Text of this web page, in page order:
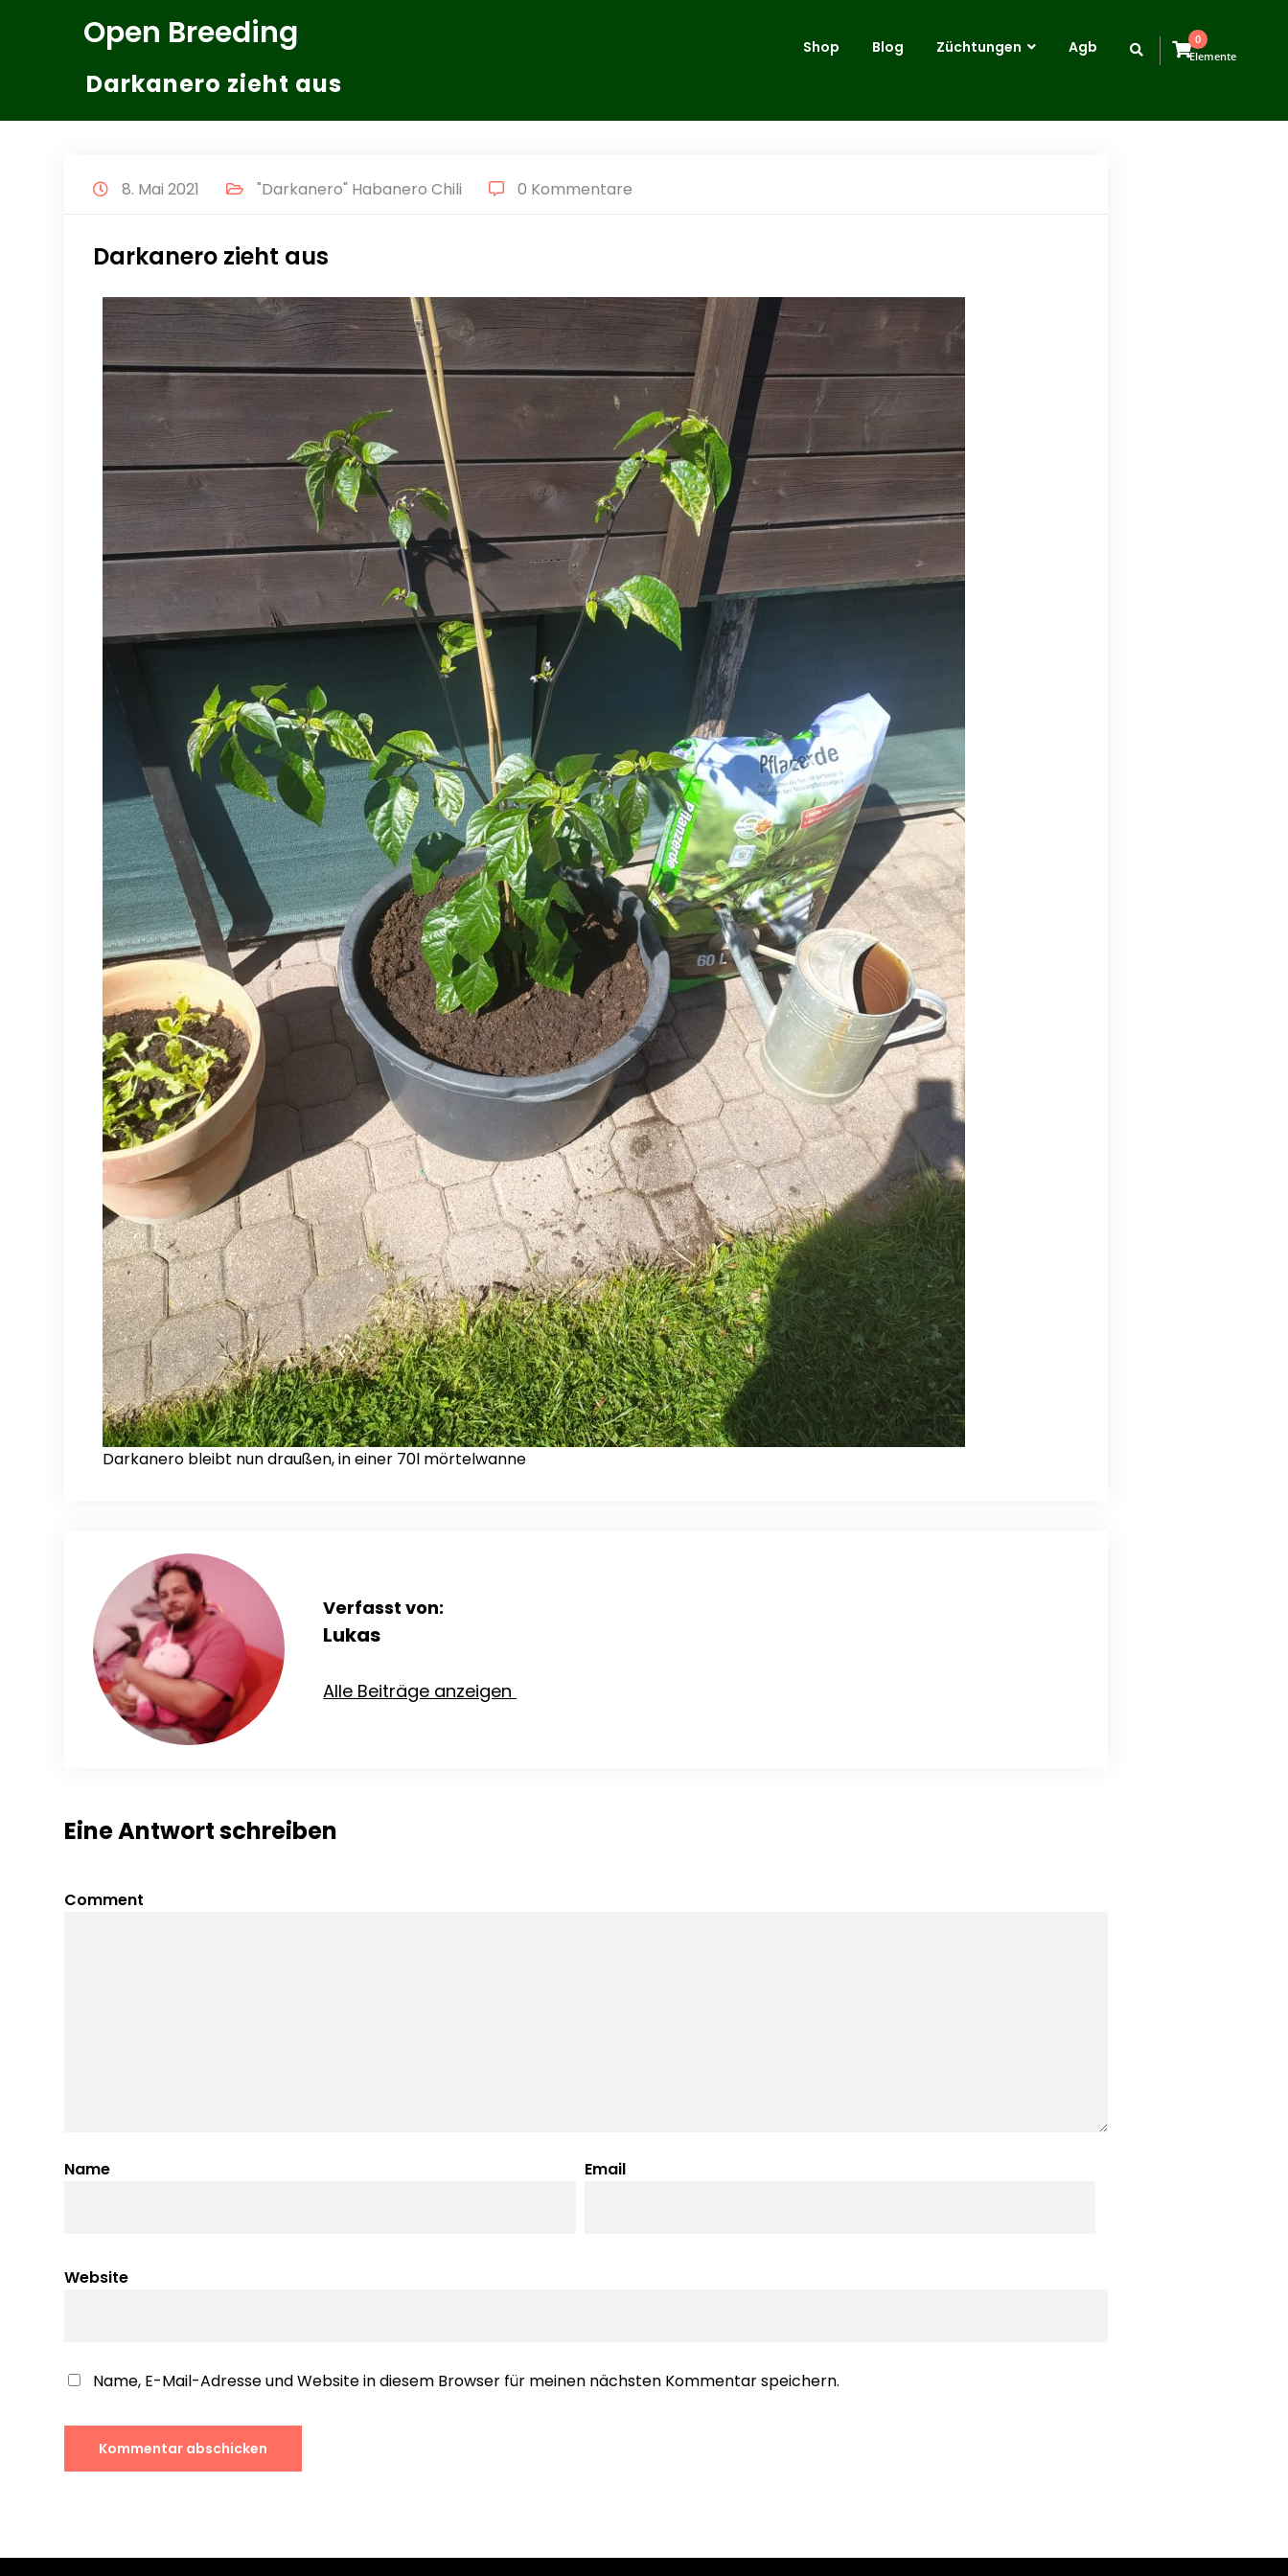
Open Breeding Shop Blog Züchtungen Agb
0
Elemente
Darkanero zieht aus
8. Mai 2021 "Darkanero" Habanero Chili 0 Kommentare
Darkanero zieht aus
Darkanero bleibt nun draußen, in einer 70l mörtelwanne
Verfasst von:
Lukas
Alle Beiträge anzeigen
Eine Antwort schreiben
Comment
Name Email
Website
Name, E-Mail-Adresse und Website in diesem Browser für meinen nächsten Kommentar speichern.